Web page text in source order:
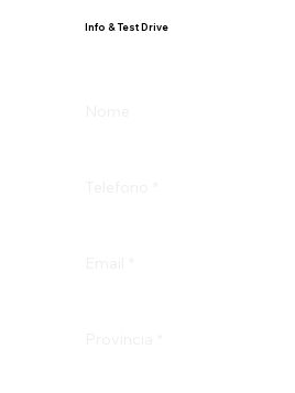
Info & Test Drive